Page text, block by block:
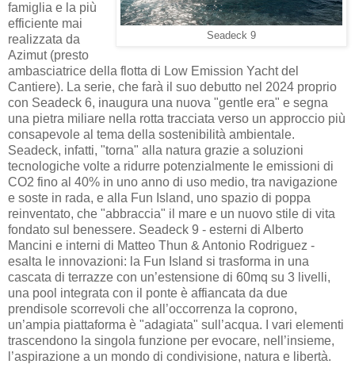
Seadeck 9
famiglia e la più
efficiente mai
realizzata da
Azimut (presto
ambasciatrice della flotta di Low Emission Yacht del
Cantiere). La serie, che farà il suo debutto nel 2024 proprio
con Seadeck 6, inaugura una nuova "gentle era" e segna
una pietra miliare nella rotta tracciata verso un approccio più
consapevole al tema della sostenibilità ambientale.
Seadeck, infatti, "torna" alla natura grazie a soluzioni
tecnologiche volte a ridurre potenzialmente le emissioni di
CO2 fino al 40% in uno anno di uso medio, tra navigazione
e soste in rada, e alla Fun Island, uno spazio di poppa
reinventato, che "abbraccia" il mare e un nuovo stile di vita
fondato sul benessere. Seadeck 9 - esterni di Alberto
Mancini e interni di Matteo Thun & Antonio Rodriguez -
esalta le innovazioni: la Fun Island si trasforma in una
cascata di terrazze con un’estensione di 60mq su 3 livelli,
una pool integrata con il ponte è affiancata da due
prendisole scorrevoli che all’occorrenza la coprono,
un’ampia piattaforma è "adagiata" sull’acqua. I vari elementi
trascendono la singola funzione per evocare, nell’insieme,
l’aspirazione a un mondo di condivisione, natura e libertà.